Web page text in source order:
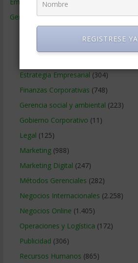
Gerencia(9.481)
Ciencias Económicas(80)
Estrategia Empresarial (304)
Finanzas Corporativas (748)
Gerencia social y ambiental (223)
Gobierno Corporativo (11)
Legal (125)
Marketing(988)
Marketing Digital (247)
Métodos Gerenciales (282)
Negocios Internacionales (2.258)
Negocios Online (1.405)
Operaciones y Logística (172)
Publicidad (306)
Recursos Humanos (865)
REGISTRESE YA